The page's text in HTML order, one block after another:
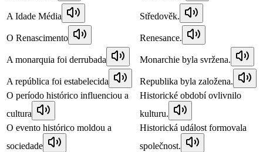
A Idade Média Středověk.
O Renascimento Renesance.
A monarquia foi derrubada Monarchie byla svržena.
A república foi estabelecida
Republika byla založena.
O período histórico influenciou a
cultura
Historické období ovlivnilo
kulturu.
O evento histórico moldou a
sociedade
Historická událost formovala
společnost.